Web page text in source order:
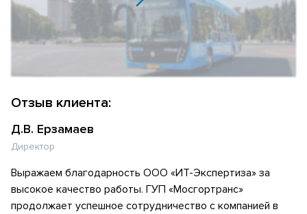
Отзыв клиента:
Д.В. Ерзамаев
Директор
Выражаем благодарность ООО «ИТ-Экспертиза» за
высокое качество работы. ГУП «Мосгортранс»
продолжает успешное сотрудничество с компанией в